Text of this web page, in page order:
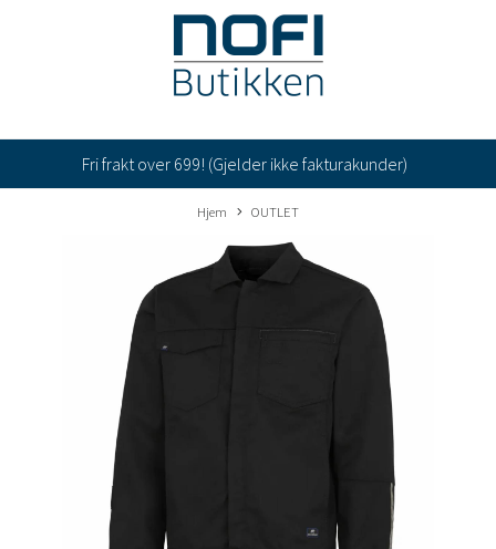
Fri frakt over 699! (Gjelder ikke fakturakunder)
Hjem OUTLET